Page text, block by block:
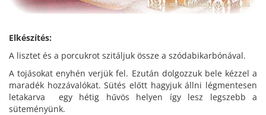
Elkészítés:
A lisztet és a porcukrot szitáljuk össze a szódabikarbónával.
A tojásokat enyhén verjük fel. Ezután dolgozzuk bele kézzel a
maradék hozzávalókat. Sütés előtt hagyjuk állni légmentesen
letakarva egy hétig hűvös helyen így lesz legszebb a
süteményünk.